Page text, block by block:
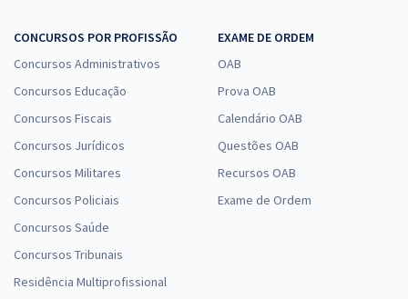
CONCURSOS POR PROFISSÃO
Concursos Administrativos
Concursos Educação
Concursos Fiscais
Concursos Jurídicos
Concursos Militares
Concursos Policiais
Concursos Saúde
Concursos Tribunais
Residência Multiprofissional
EXAME DE ORDEM
OAB
Prova OAB
Calendário OAB
Questões OAB
Recursos OAB
Exame de Ordem